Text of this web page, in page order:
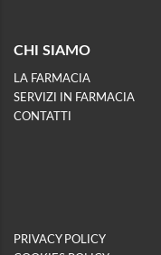
CHI SIAMO
LA FARMACIA
SERVIZI IN FARMACIA
CONTATTI
PRIVACY POLICY